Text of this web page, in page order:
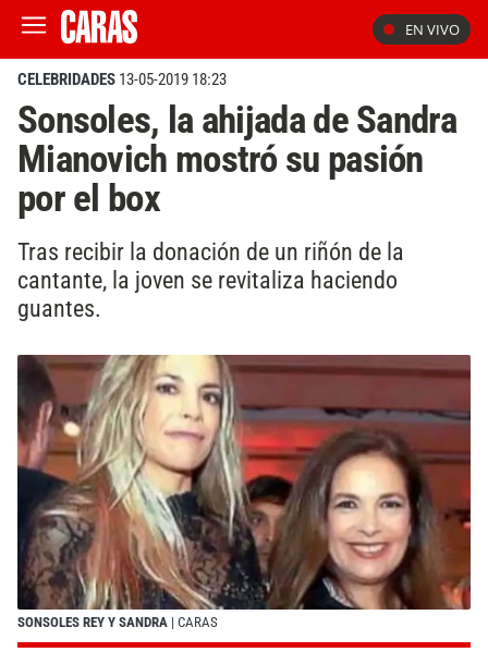
EN VIVO
CELEBRIDADES 13-05-2019 18:23
Sonsoles, la ahijada de Sandra
Mianovich mostró su pasión
por el box
Tras recibir la donación de un riñón de la
cantante, la joven se revitaliza haciendo
guantes.
SONSOLES REY Y SANDRA | CARAS